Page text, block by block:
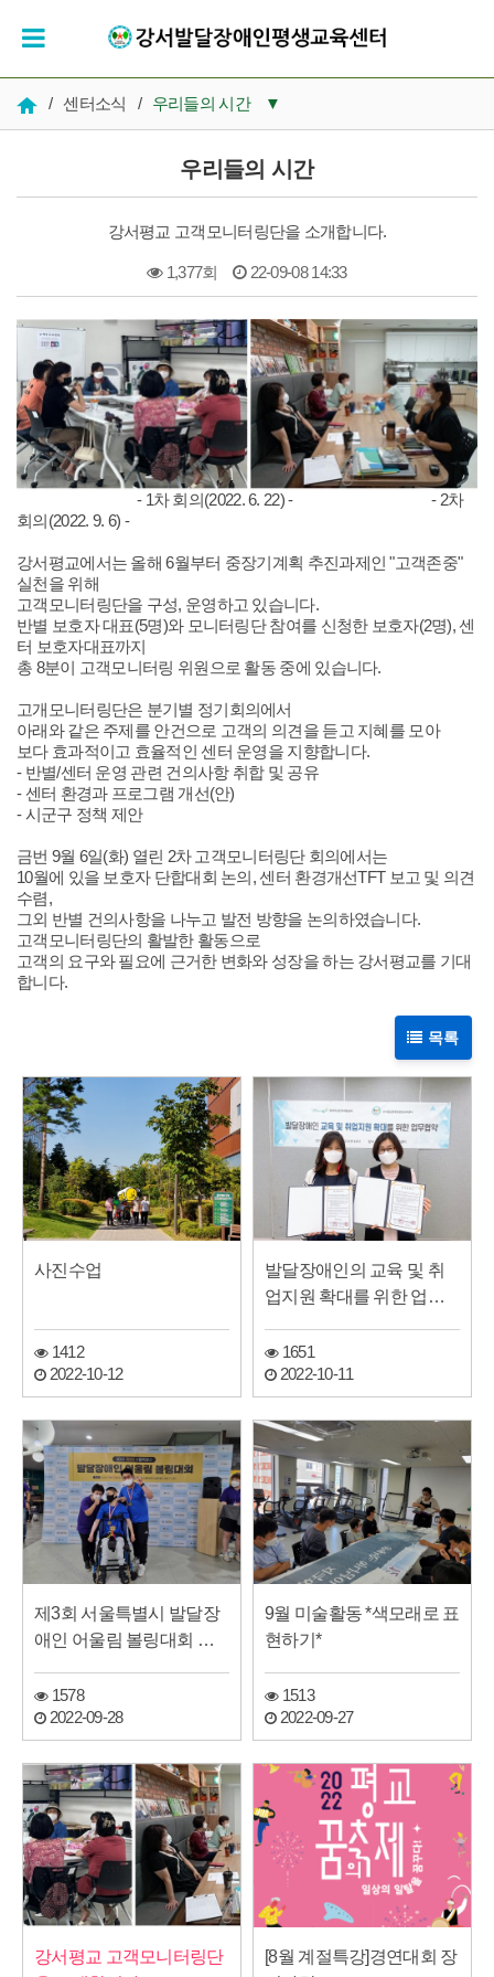
/ 센터소식 / 우리들의 시간 ▼
우리들의 시간
인재채용
우리들의 시간
강서평교 고객모니터링단을 소개합니다.
1,377회 22-09-08 14:33
본문
- 1차 회의 (2022. 6. 22) -
- 2차
회의 (2022. 9. 6) -
강서평교에서는 올해 6월부터 중장기계획 추진과제인 "고객존중"
실천을 위해
고객모니터링단을 구성, 운영하고 있습니다.
반별 보호자 대표(5명)와 모니터링단 참여를 신청한 보호자(2명), 센
터 보호자대표까지
총 8분이 고객모니터링 위원으로 활동 중에 있습니다.
고개모니터링단은 분기별 정기회의에서
아래와 같은 주제를 안건으로 고객의 의견을 듣고 지혜를 모아
보다 효과적이고 효율적인 센터 운영을 지향합니다.
- 반별/센터 운영 관련 건의사항 취합 및 공유
- 센터 환경과 프로그램 개선(안)
- 시군구 정책 제안
금번 9월 6일(화) 열린 2차 고객모니터링단 회의에서는
10월에 있을 보호자 단합대회 논의, 센터 환경개선TFT 보고 및 의견
수렴,
그외 반별 건의사항을 나누고 발전 방향을 논의하였습니다.
고객모니터링단의 활발한 활동으로
고객의 요구와 필요에 근거한 변화와 성장을 하는 강서평교를 기대
합니다.
목록
사진수업
1412
2022-10-12
발달장애인의 교육 및 취
업지원 확대를 위한 업무
1651
2022-10-11
제3회 서울특별시 발달장
애인 어울림 볼링대회 참
1578
2022-09-28
9월 미술활동 *색모래로 표
현하기*
1513
2022-09-27
강서평교 고객모니터링단
[8월 계절특강]경연대회 장